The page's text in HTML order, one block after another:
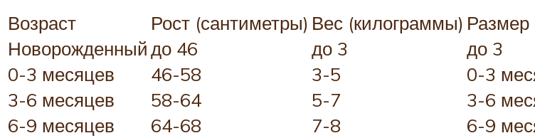
Возраст Рост (сантиметры) Вес (килограммы) Размер
Новорожденныйдо 46 до 3
до 3
0-3 месяцев
46-58 3-5
0-3
3-6 месяцев
58-64 5-7
3-6
6-9 месяцев
64-68 7-8
6-9